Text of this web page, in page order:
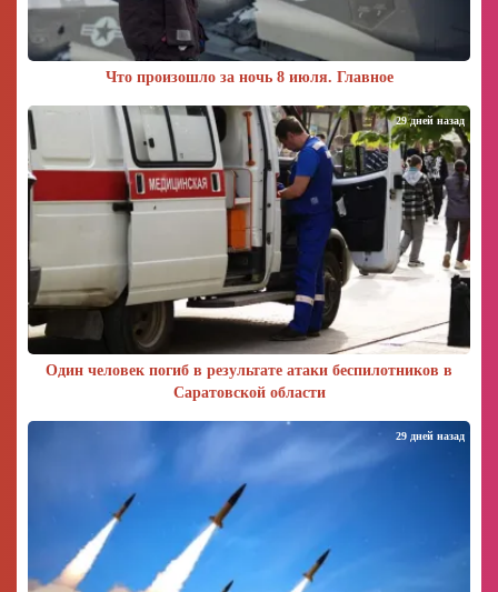
Что произошло за ночь 8 июля. Главное
Один человек погиб в результате атаки беспилотников в
Саратовской области
29 дней назад
29 дней назад